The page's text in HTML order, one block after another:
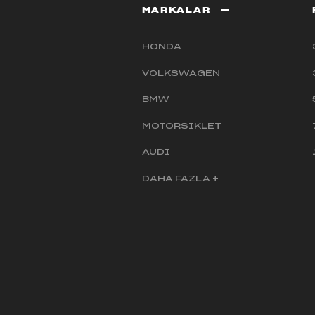
MARKALAR
HONDA
VOLKSWAGEN
BMW
MOTORSIKLET
AUDI
DAHA FAZLA +